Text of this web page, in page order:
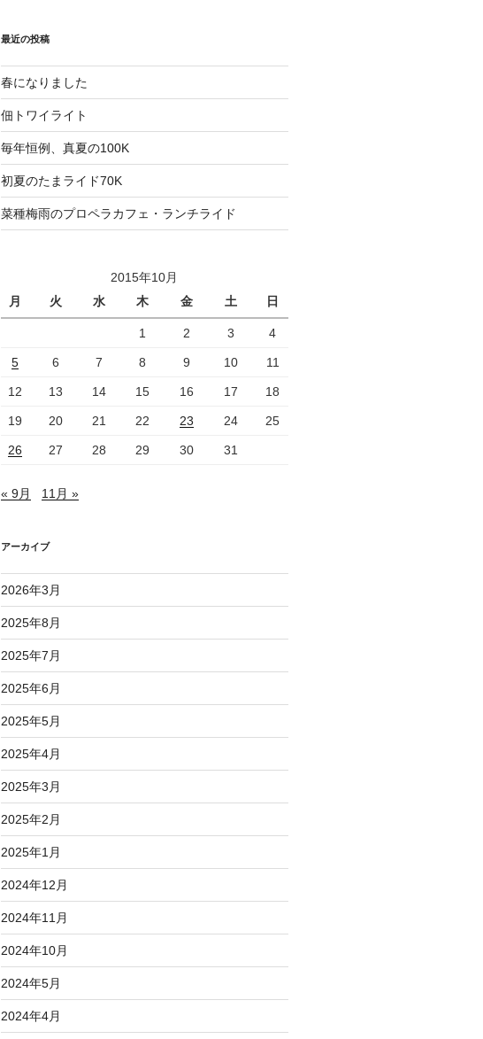
最近の投稿
春になりました
佃トワイライト
毎年恒例、真夏の100K
初夏のたまライド70K
菜種梅雨のプロペラカフェ・ランチライド
2015年10月
月
火 水 木 金 土 日
1 2 3 4
5 6 7 8 9 10 11
12 13 14 15 16 17 18
19 20 21 22 23 24 25
26 27 28 29 30 31
« 9月 11月 »
アーカイブ
2026年3月
2025年8月
2025年7月
2025年6月
2025年5月
2025年4月
2025年3月
2025年2月
2025年1月
2024年12月
2024年11月
2024年10月
2024年5月
2024年4月